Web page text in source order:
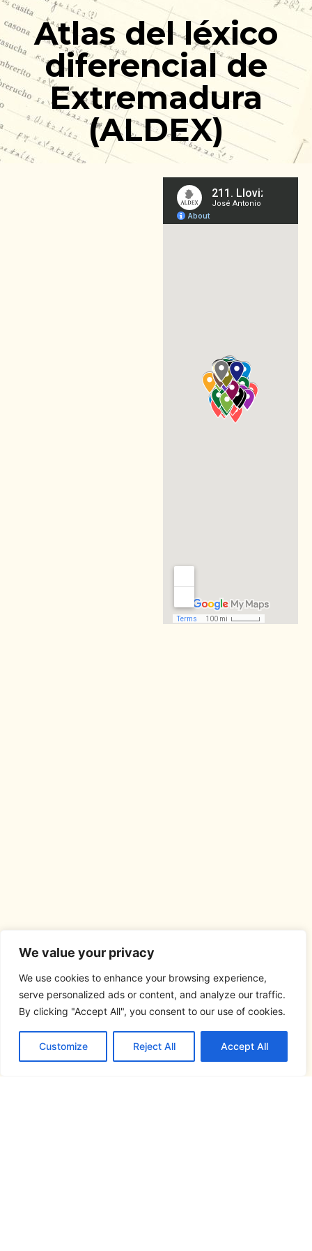
We value your privacy
We use cookies to enhance your browsing experience,
serve personalized ads or content, and analyze our traffic.
By clicking "Accept All", you consent to our use of cookies.
Customize Reject All Accept All
Ir
al
contenidoAtlas del léxico
diferencial de
Extremadura
(ALDEX)